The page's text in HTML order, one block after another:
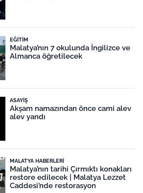
EĞITIM
Malatya’nın 7 okulunda İngilizce ve
Almanca öğretilecek
ASAYIŞ
Akşam namazından önce cami alev
alev yandı
MALATYA HABERLERI
Malatya’nın tarihi Çırmıktı konakları
restore edilecek | Malatya Lezzet
Caddesi’nde restorasyon